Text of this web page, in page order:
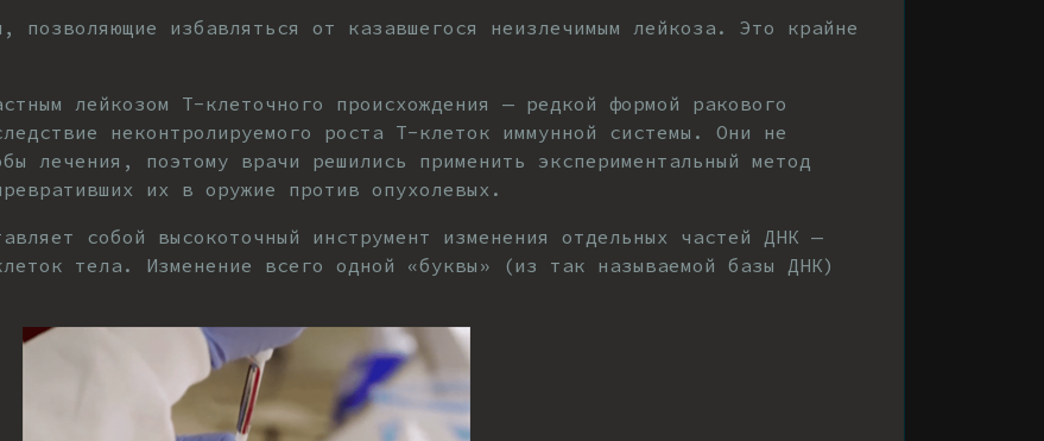
позволяющие избавляться от казавшегося неизлечимым лейкоза. Это крайне
лейкозом Т-клеточного происхождения — редкой формой ракового
неконтролируемого роста Т-клеток иммунной системы. Они не
лечения, поэтому врачи решились применить экспериментальный метод
их в оружие против опухолевых.
собой высокоточный инструмент изменения отдельных частей ДНК —
тела. Изменение всего одной «буквы» (из так называемой базы ДНК)